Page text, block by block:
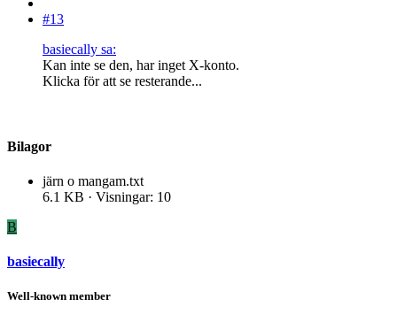
#13
basiecally sa:
Kan inte se den, har inget X-konto.
Klicka för att se resterande...
Bilagor
järn o mangam.txt
6.1 KB · Visningar: 10
B
basiecally
Well-known member